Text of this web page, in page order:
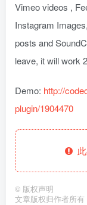
Vimeo videos ,
Instagram
posts and
leave, it will work
Demo: http://
plugin/1904470
此
© 版权声明
文章版权归作者所有